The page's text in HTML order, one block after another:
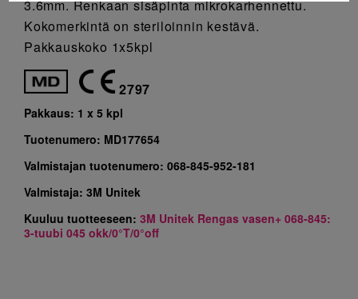
3.6mm. Renkaan sisäpinta mikrokarhennettu.
Kokomerkintä on steriloinnin kestävä.
Pakkauskoko 1x5kpl
2797
Pakkaus: 1 x 5 kpl
Tuotenumero: MD177654
Valmistajan tuotenumero: 068-845-952-181
Valmistaja: 3M Unitek
Kuuluu tuotteeseen: 3M Unitek Rengas vasen+ 068-845:
3-tuubi 045 okk/0°T/0°off